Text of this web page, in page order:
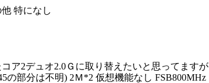
特になし
ア2デュオ2.0Ｇに取り替えたいと思ってますが
部分は不明) 2Ｍ*2 仮想機能なし FSB800MHz